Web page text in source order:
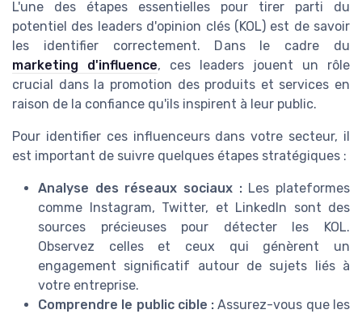
L'une des étapes essentielles pour tirer parti du
potentiel des leaders d'opinion clés (KOL) est de savoir
les identifier correctement. Dans le cadre du
marketing d'influence, ces leaders jouent un rôle
crucial dans la promotion des produits et services en
raison de la confiance qu'ils inspirent à leur public.
Pour identifier ces influenceurs dans votre secteur, il
est important de suivre quelques étapes stratégiques :
Analyse des réseaux sociaux :Les plateformes
comme Instagram, Twitter, et LinkedIn sont des
sources précieuses pour détecter les KOL.
Observez celles et ceux qui génèrent un
engagement significatif autour de sujets liés à
votre entreprise.
Comprendre le public cible : Assurez-vous que les